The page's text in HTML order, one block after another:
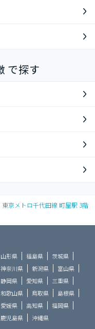
で探す
東京メトロ千代田線 町屋駅 3階
山形県 福島県
茨城県
神奈川県 新潟県
富山県
静岡県 愛知県
三重県
和歌山県 鳥取県
島根県
愛媛県 高知県
福岡県
鹿児島県 沖縄県